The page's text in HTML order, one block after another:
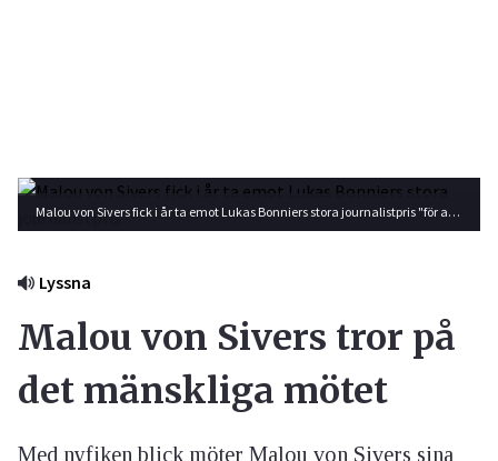
Malou von Sivers fick i år ta emot Lukas Bonniers stora journalistpris "för att hon aldrig slår sig till ro i soffan". Foto: Shutterstock
Lyssna
Malou von Sivers tror på
det mänskliga mötet
Med nyfiken blick möter Malou von Sivers sina